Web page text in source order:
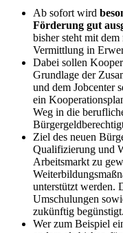
Ab sofort wird
Förderung gut
bisher steht mit
Vermittlung in
Dabei sollen
Grundlage der
und dem Jobcenter
ein
Weg in die
Ziel des neuen
Qualifizierung und
Arbeitsmarkt zu
unterstützt werden.
Umschulungen
zukünftig begünstigt.
Wer zum Beispiel